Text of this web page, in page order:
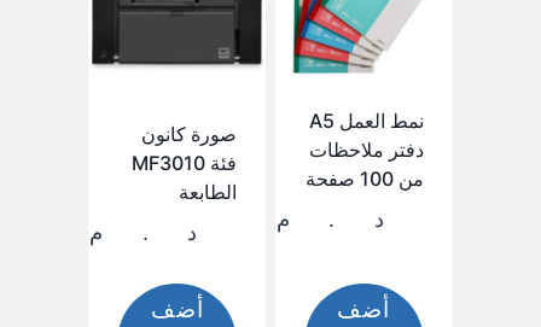
نمط العمل A5
دفتر ملاحظات
من 100 صفحة
د.م.
أضف
صورة كانون
فئة MF3010
الطابعة
د.م.
أضف